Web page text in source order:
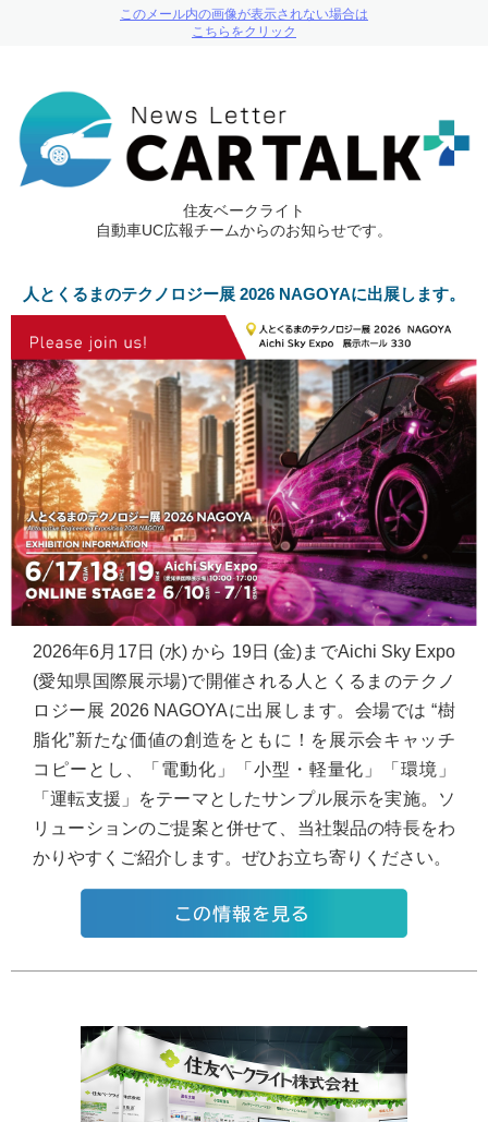
このメール内の画像が表示されない場合は
こちらをクリック
住友ベークライト
自動車UC広報チームからのお知らせです。
人とくるまのテクノロジー展 2026 NAGOYAに出展します。
2026年6月17日 (水) から 19日 (金)までAichi Sky Expo
(愛知県国際展示場)で開催される人とくるまのテクノ
ロジー展 2026 NAGOYAに出展します。会場では “樹
脂化”新たな価値の創造をともに！を展示会キャッチ
コピーとし、「電動化」「小型・軽量化」「環境」
「運転支援」をテーマとしたサンプル展示を実施。ソ
リューションのご提案と併せて、当社製品の特長をわ
かりやすくご紹介します。ぜひお立ち寄りください。